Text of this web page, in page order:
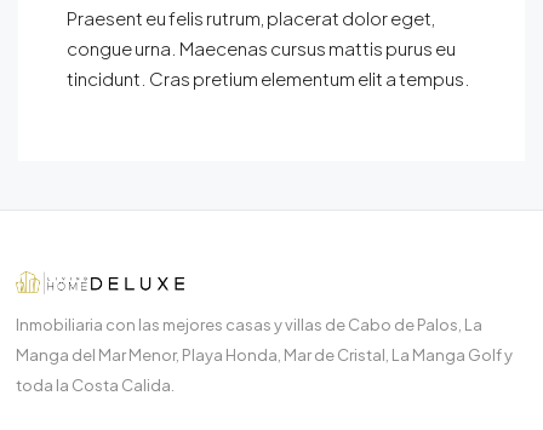
Praesent eu felis rutrum, placerat dolor eget,
congue urna. Maecenas cursus mattis purus eu
tincidunt. Cras pretium elementum elit a tempus.
Inmobiliaria con las mejores casas y villas de Cabo de Palos, La
Manga del Mar Menor, Playa Honda, Mar de Cristal, La Manga Golf y
toda la Costa Calida.